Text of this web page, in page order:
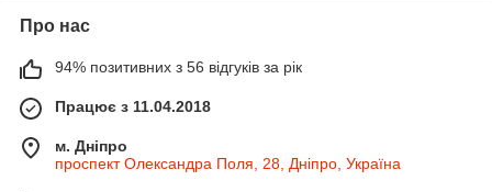
Про нас
94% позитивних з 56 відгуків за рік
Працює з 11.04.2018
м. Дніпро
проспект Олександра Поля, 28, Дніпро, Україна